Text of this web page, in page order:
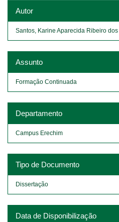
Autor
Santos, Karine Aparecida Ribeiro dos
Assunto
Formação Continuada
Departamento
Campus Erechim
Tipo de Documento
Dissertação
Data de Disponibilização